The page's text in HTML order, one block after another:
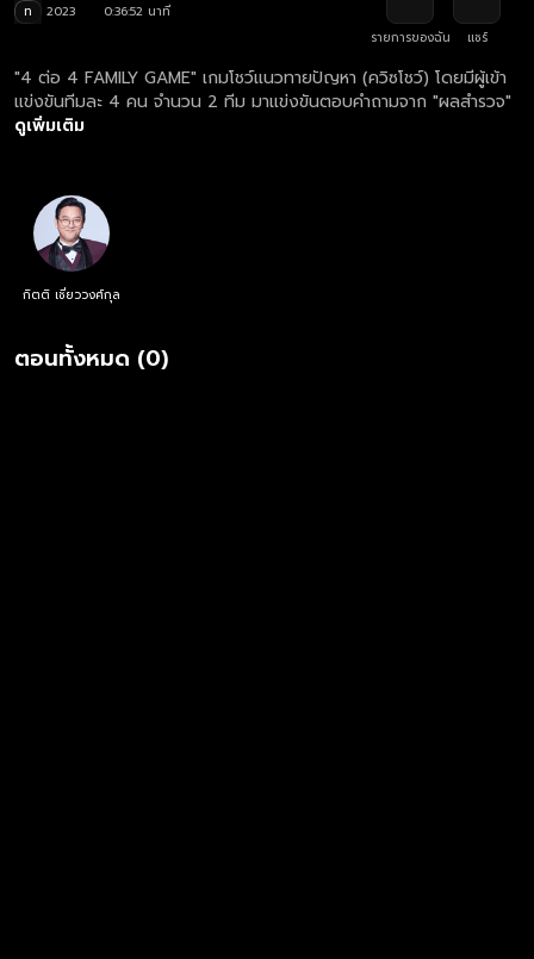
ท 2023
0:36:52 นาที
รายการของฉัน
แชร์
"4 ต่อ 4 FAMILY GAME" เกมโชว์แนวทายปัญหา (ควิซโชว์) โดยมีผู้เข้า
แข่งขันทีมละ 4 คน จำนวน 2 ทีม มาแข่งขันตอบคำถามจาก "ผลสำรวจ"
ดูเพิ่มเติม
กิตติ เชี่ยววงศ์กุล
ตอนทั้งหมด (0)